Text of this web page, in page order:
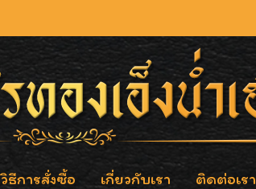
วิธีการสั่งซื้อ เกี่ยวกับเรา ติดต่อเรา